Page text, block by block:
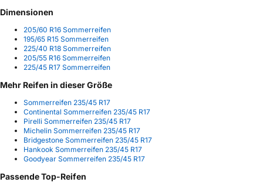
Dimensionen
205/60 R16 Sommerreifen
195/65 R15 Sommerreifen
225/40 R18 Sommerreifen
205/55 R16 Sommerreifen
225/45 R17 Sommerreifen
Mehr Reifen in dieser Größe
Sommerreifen 235/45 R17
Continental Sommerreifen 235/45 R17
Pirelli Sommerreifen 235/45 R17
Michelin Sommerreifen 235/45 R17
Bridgestone Sommerreifen 235/45 R17
Hankook Sommerreifen 235/45 R17
Goodyear Sommerreifen 235/45 R17
Passende Top-Reifen